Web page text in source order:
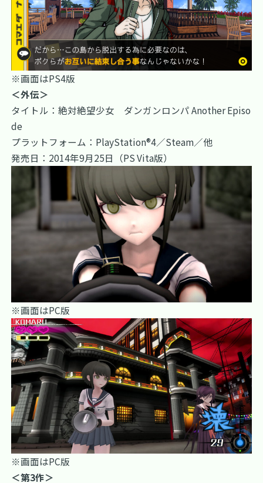
※画面はPS4版
＜外伝＞
タイトル：絶対絶望少女 ダンガンロンパ Another Episo
de
プラットフォーム：PlayStation®4／Steam／他
発売日：2014年9月25日（PS Vita版）
※画面はPC版
※画面はPC版
＜第3作＞